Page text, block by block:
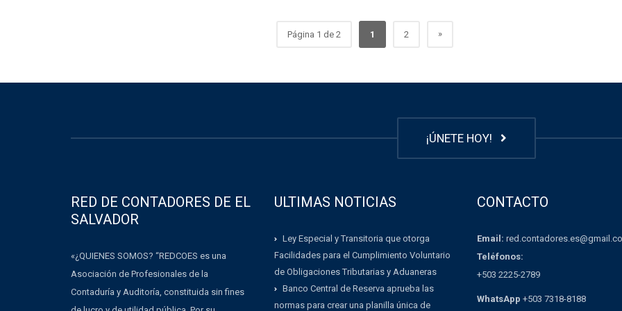
Página 1 de 2 1 2 »
¡ÚNETE HOY!
RED DE CONTADORES DE EL
SALVADOR
«¿QUIENES SOMOS? “REDCOES es una
Asociación de Profesionales de la
Contaduría y Auditoría, constituida sin fines
ULTIMAS NOTICIAS
Ley Especial y Transitoria que otorga
Facilidades para el Cumplimiento Voluntario
de Obligaciones Tributarias y Aduaneras
Banco Central de Reserva aprueba las
normas para crear una planilla única de
CONTACTO
Email:
Teléfonos:
+503 2225-2789
WhatsApp +503 7318-8188